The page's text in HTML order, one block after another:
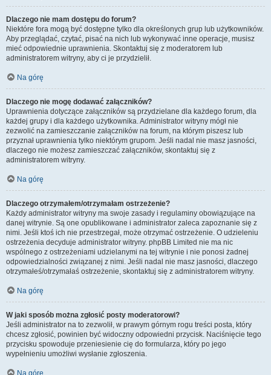
Dlaczego nie mam dostępu do forum?
Niektóre fora mogą być dostępne tylko dla określonych grup lub użytkowników.
Aby przeglądać, czytać, pisać na nich lub wykonywać inne operacje, musisz
mieć odpowiednie uprawnienia. Skontaktuj się z moderatorem lub
administratorem witryny, aby ci je przydzielił.
Na górę
Dlaczego nie mogę dodawać załączników?
Uprawnienia dotyczące załączników są przydzielane dla każdego forum, dla
każdej grupy i dla każdego użytkownika. Administrator witryny mógł nie
zezwolić na zamieszczanie załączników na forum, na którym piszesz lub
przyznał uprawnienia tylko niektórym grupom. Jeśli nadal nie masz jasności,
dlaczego nie możesz zamieszczać załączników, skontaktuj się z
administratorem witryny.
Na górę
Dlaczego otrzymałem/otrzymałam ostrzeżenie?
Każdy administrator witryny ma swoje zasady i regulaminy obowiązujące na
danej witrynie. Są one opublikowane i administrator zaleca zapoznanie się z
nimi. Jeśli ktoś ich nie przestrzegał, może otrzymać ostrzeżenie. O udzieleniu
ostrzeżenia decyduje administrator witryny. phpBB Limited nie ma nic
wspólnego z ostrzeżeniami udzielanymi na tej witrynie i nie ponosi żadnej
odpowiedzialności związanej z nimi. Jeśli nadal nie masz jasności, dlaczego
otrzymałeś/otrzymałaś ostrzeżenie, skontaktuj się z administratorem witryny.
Na górę
W jaki sposób można zgłosić posty moderatorowi?
Jeśli administrator na to zezwolił, w prawym górnym rogu treści posta, który
chcesz zgłosić, powinien być widoczny odpowiedni przycisk. Naciśnięcie tego
przycisku spowoduje przeniesienie cię do formularza, który po jego
wypełnieniu umożliwi wysłanie zgłoszenia.
Na górę